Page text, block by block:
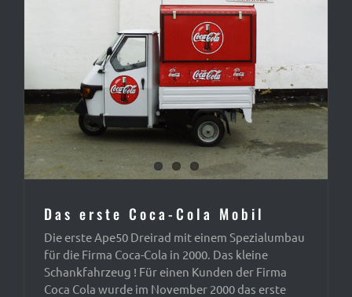
Das erste Coca-Cola Mobil
Die erste Ape50 Dreirad mit einem Spezialumbau
für die Firma Coca-Cola in 2000. Das kleine
Schankfahrzeug ! Für einen Kunden der Firma
Coca Cola wurde im November 2000 das erste